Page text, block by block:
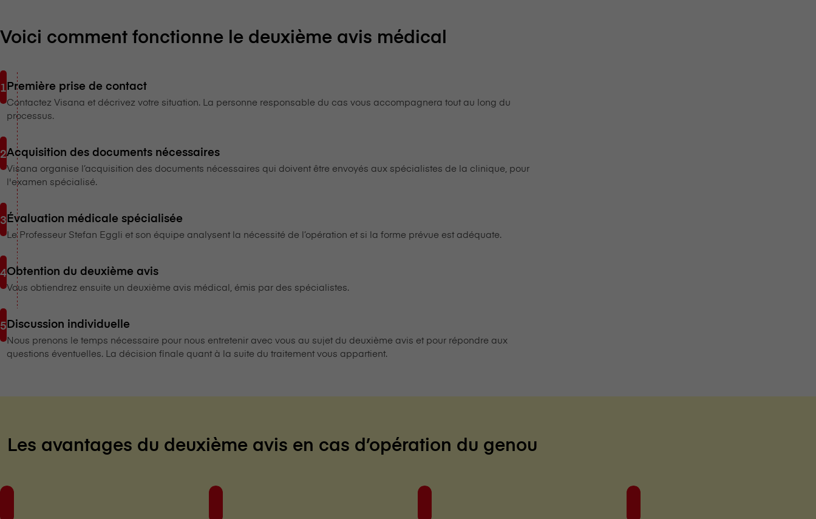
Voici comment fonctionne le deuxième avis médical
Première prise de contact
Contactez V⁠i⁠s⁠a⁠n⁠a et décrivez votre situation. La personne responsable du cas vous accompagnera tout au long du
processus.
Acquisition des documents nécessaires
V⁠i⁠s⁠a⁠n⁠a organise l’acquisition des documents nécessaires qui doivent être envoyés aux spécialistes de la clinique, pour
l'examen spécialisé.
Évaluation médicale spécialisée
Le Professeur Stefan Eggli et son équipe analysent la nécessité de l’opération et si la forme prévue est adéquate.
Obtention du deuxième avis
Vous obtiendrez ensuite un deuxième avis médical, émis par des spécialistes.
Discussion individuelle
Nous prenons le temps nécessaire pour nous entretenir avec vous au sujet du deuxième avis et pour répondre aux
questions éventuelles. La décision finale quant à la suite du traitement vous appartient.
Les avantages du deuxième avis en cas d’opération du genou